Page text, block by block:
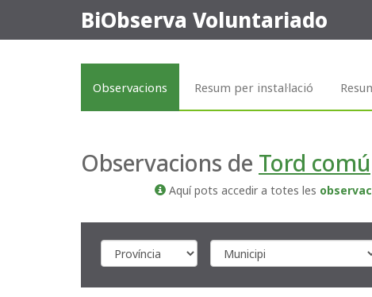
BiObserva Voluntariado
Observacions Resum per instal·lació
Observacions de Tord comú
Aquí pots accedir a totes les